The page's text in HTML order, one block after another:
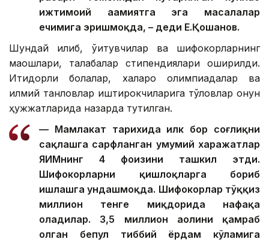
ижтимоий аҳамиятга эга масалалар
ечимига эришмоқда, – деди E.Қошанов.
Шундай қилиб, ўқитувчилар ва шифокорларнинг
маошлари, талабалар стипендиялари оширилди.
Иқтидорли болалар, халқаро олимпиадалар ва
илмий танловлар иштирокчиларига тўловлар қонун
ҳужжатларида назарда тутилган.
— Мамлакат тарихида илк бор соғлиқни
сақлашга сарфланган умумий харажатлар
ЯИМнинг 4 фоизини ташкил этди.
Шифокорларни қишлоқларга бориб
ишлашга ундашмоқда. Шифокорлар тўққиз
миллион тенге миқдорида нафақа
оладилар. 3,5 миллион аҳолини қамраб
олган бепул тиббий ёрдам кўламига